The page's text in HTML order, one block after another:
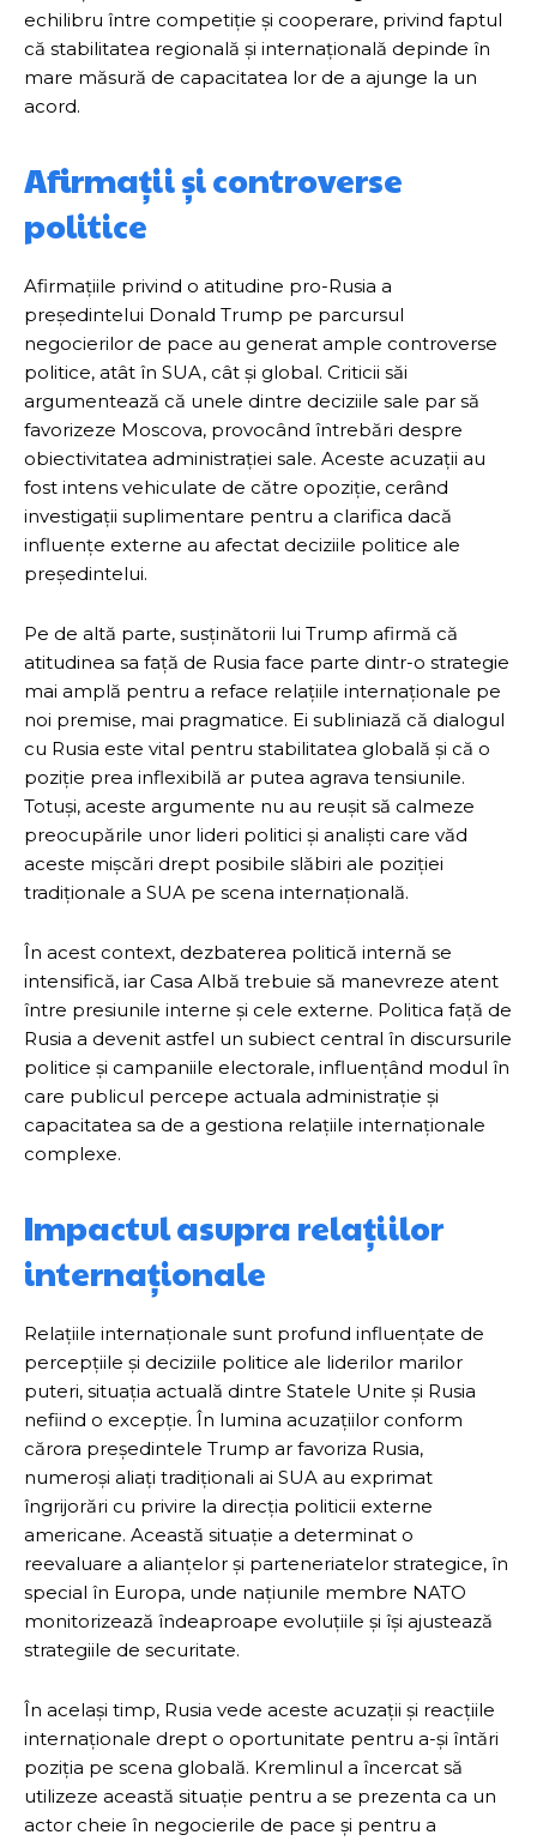
echilibru între competiție și cooperare, privind faptul
că stabilitatea regională și internațională depinde în
mare măsură de capacitatea lor de a ajunge la un
acord.
Afirmații și controverse
politice
Afirmațiile privind o atitudine pro-Rusia a
președintelui Donald Trump pe parcursul
negocierilor de pace au generat ample controverse
politice, atât în SUA, cât și global. Criticii săi
argumentează că unele dintre deciziile sale par să
favorizeze Moscova, provocând întrebări despre
obiectivitatea administrației sale. Aceste acuzații au
fost intens vehiculate de către opoziție, cerând
investigații suplimentare pentru a clarifica dacă
influențe externe au afectat deciziile politice ale
președintelui.
Pe de altă parte, susținătorii lui Trump afirmă că
atitudinea sa față de Rusia face parte dintr-o strategie
mai amplă pentru a reface relațiile internaționale pe
noi premise, mai pragmatice. Ei subliniază că dialogul
cu Rusia este vital pentru stabilitatea globală și că o
poziție prea inflexibilă ar putea agrava tensiunile.
Totuși, aceste argumente nu au reușit să calmeze
preocupările unor lideri politici și analiști care văd
aceste mișcări drept posibile slăbiri ale poziției
tradiționale a SUA pe scena internațională.
În acest context, dezbaterea politică internă se
intensifică, iar Casa Albă trebuie să manevreze atent
între presiunile interne și cele externe. Politica față de
Rusia a devenit astfel un subiect central în discursurile
politice și campaniile electorale, influențând modul în
care publicul percepe actuala administrație și
capacitatea sa de a gestiona relațiile internaționale
complexe.
Impactul asupra relațiilor
internaționale
Relațiile internaționale sunt profund influențate de
percepțiile și deciziile politice ale liderilor marilor
puteri, situația actuală dintre Statele Unite și Rusia
nefiind o excepție. În lumina acuzațiilor conform
cărora președintele Trump ar favoriza Rusia,
numeroși aliați tradiționali ai SUA au exprimat
îngrijorări cu privire la direcția politicii externe
americane. Această situație a determinat o
reevaluare a alianțelor și parteneriatelor strategice, în
special în Europa, unde națiunile membre NATO
monitorizează îndeaproape evoluțiile și își ajustează
strategiile de securitate.
În același timp, Rusia vede aceste acuzații și reacțiile
internaționale drept o oportunitate pentru a-și întări
poziția pe scena globală. Kremlinul a încercat să
utilizeze această situație pentru a se prezenta ca un
actor cheie în negocierile de pace și pentru a